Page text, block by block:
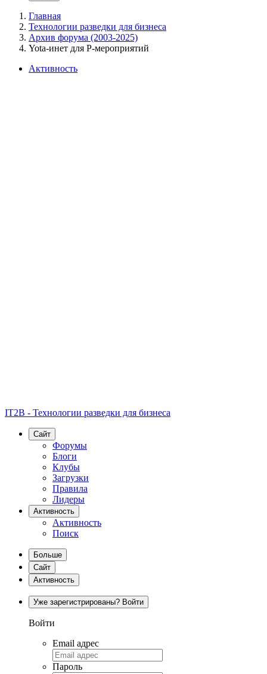
Главная
Технологии разведки для бизнеса
Архив форума (2003-2025)
Yota-инет для Р-мероприятий
Активность
IT2B - Технологии разведки для бизнеса
Сайт
Форумы
Блоги
Клубы
Загрузки
Правила
Лидеры
Активность
Активность
Поиск
Больше
Сайт
Активность
Уже зарегистрированы? Войти
Войти
Email адрес
Пароль